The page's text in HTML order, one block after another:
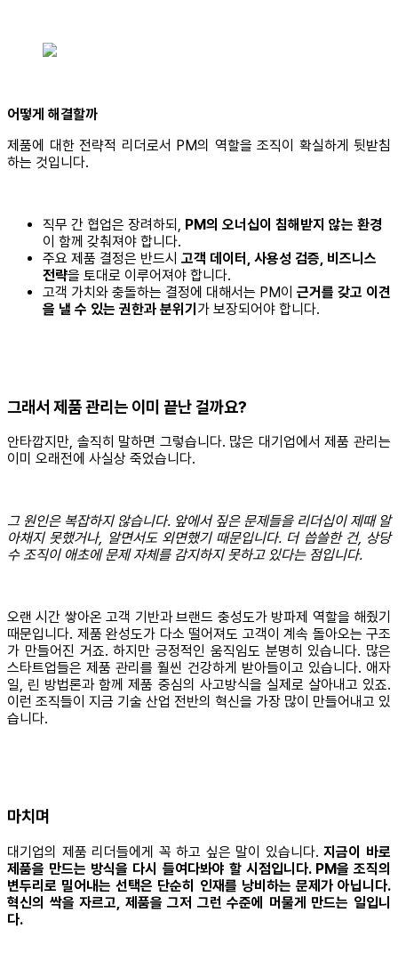
어떻게 해결할까
제품에 대한 전략적 리더로서 PM의 역할을 조직이 확실하게 뒷받침
하는 것입니다.
직무 간 협업은 장려하되, PM의 오너십이 침해받지 않는 환경
이 함께 갖춰져야 합니다.
주요 제품 결정은 반드시 고객 데이터, 사용성 검증, 비즈니스
전략을 토대로 이루어져야 합니다.
고객 가치와 충돌하는 결정에 대해서는 PM이 근거를 갖고 이견
을 낼 수 있는 권한과 분위기 가 보장되어야 합니다.
그래서 제품 관리는 이미 끝난 걸까요?
안타깝지만, 솔직히 말하면 그렇습니다. 많은 대기업에서 제품 관리는
이미 오래전에 사실상 죽었습니다.
그 원인은 복잡하지 않습니다. 앞에서 짚은 문제들을 리더십이 제때 알
아채지 못했거나, 알면서도 외면했기 때문입니다. 더 씁쓸한 건, 상당
수 조직이 애초에 문제 자체를 감지하지 못하고 있다는 점입니다.
오랜 시간 쌓아온 고객 기반과 브랜드 충성도가 방파제 역할을 해줬기
때문입니다. 제품 완성도가 다소 떨어져도 고객이 계속 돌아오는 구조
가 만들어진 거죠. 하지만 긍정적인 움직임도 분명히 있습니다. 많은
스타트업들은 제품 관리를 훨씬 건강하게 받아들이고 있습니다. 애자
일, 린 방법론과 함께 제품 중심의 사고방식을 실제로 살아내고 있죠.
이런 조직들이 지금 기술 산업 전반의 혁신을 가장 많이 만들어내고 있
습니다.
마치며
대기업의 제품 리더들에게 꼭 하고 싶은 말이 있습니다.지금이 바로
제품을 만드는 방식을 다시 들여다봐야 할 시점입니다. PM을 조직의
변두리로 밀어내는 선택은 단순히 인재를 낭비하는 문제가 아닙니다.
혁신의 싹을 자르고, 제품을 그저 그런 수준에 머물게 만드는 일입니
다.